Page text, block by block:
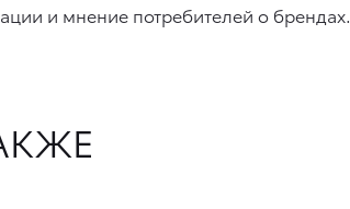
и мнение потребителей о брендах.